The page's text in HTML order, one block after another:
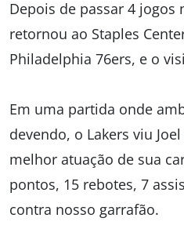
Depois de passar 4 jogos
retornou ao Staples
Philadelphia 76ers, e o
Em uma partida onde
devendo, o Lakers viu
melhor atuação de sua
pontos, 15 rebotes, 7
contra nosso garrafão.